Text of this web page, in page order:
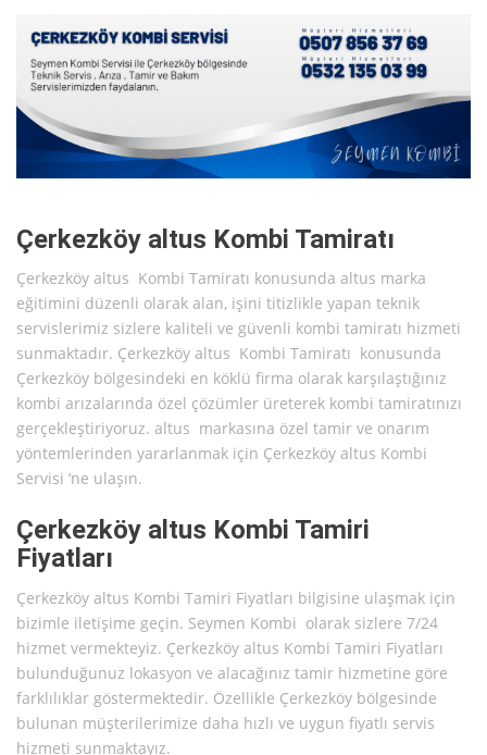
Çerkezköy altus Kombi Tamiratı
Çerkezköy altus Kombi Tamiratı konusunda altus marka
eğitimini düzenli olarak alan, işini titizlikle yapan teknik
servislerimiz sizlere kaliteli ve güvenli kombi tamiratı hizmeti
sunmaktadır. Çerkezköy altus Kombi Tamiratı konusunda
Çerkezköy bölgesindeki en köklü firma olarak karşılaştığınız
kombi arızalarında özel çözümler üreterek kombi tamiratınızı
gerçekleştiriyoruz. altus markasına özel tamir ve onarım
yöntemlerinden yararlanmak için Çerkezköy altus Kombi
Servisi ‘ne ulaşın.
Çerkezköy altus Kombi Tamiri
Fiyatları
Çerkezköy altus Kombi Tamiri Fiyatları bilgisine ulaşmak için
bizimle iletişime geçin. Seymen Kombi olarak sizlere 7/24
hizmet vermekteyiz. Çerkezköy altus Kombi Tamiri Fiyatları
bulunduğunuz lokasyon ve alacağınız tamir hizmetine göre
farklılıklar göstermektedir. Özellikle Çerkezköy bölgesinde
bulunan müşterilerimize daha hızlı ve uygun fiyatlı servis
hizmeti sunmaktayız.